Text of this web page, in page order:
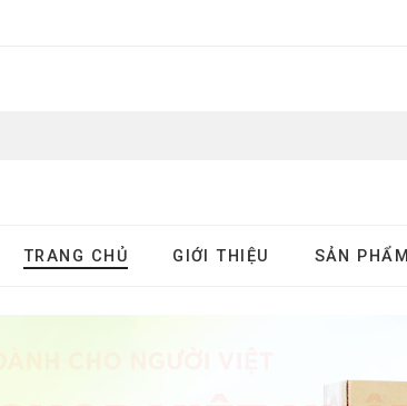
TRANG CHỦ GIỚI THIỆU SẢN PHẨM